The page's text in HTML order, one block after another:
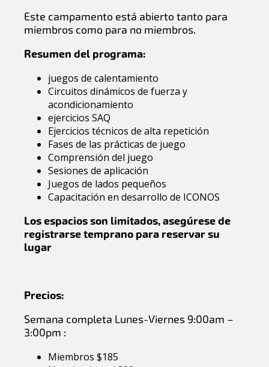
Este campamento está abierto tanto para
miembros como para no miembros.
Resumen del programa:
juegos de calentamiento
Circuitos dinámicos de fuerza y
acondicionamiento
ejercicios SAQ
Ejercicios técnicos de alta repetición
Fases de las prácticas de juego
Comprensión del juego
Sesiones de aplicación
Juegos de lados pequeños
Capacitación en desarrollo de ICONOS
Los espacios son limitados, asegúrese de
registrarse temprano para reservar su
lugar
Precios:
Semana completa Lunes-Viernes 9:00am –
3:00pm :
Miembros $185